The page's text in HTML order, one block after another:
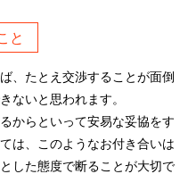
と
、たとえ交渉することが面倒
ないと思われます。
からといって安易な妥協をす
は、このようなお付き合いは
した態度で断ることが大切で